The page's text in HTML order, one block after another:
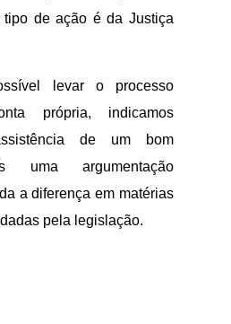
tipo de ação é da Justiça
levar o processo
própria, indicamos
de um bom
uma argumentação
a diferença em matérias
pela legislação.